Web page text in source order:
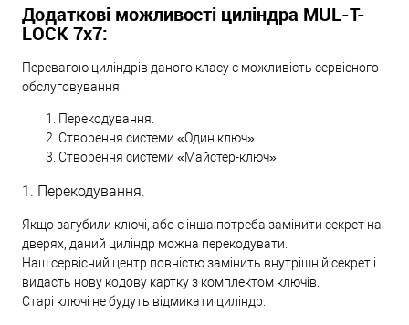
Додаткові можливості циліндра MUL-T-
LOCK 7х7:
Перевагою циліндрів даного класу є можливість сервісного
обслуговування.
Перекодування.
Створення системи «Один ключ».
Створення системи «Майстер-ключ».
1. Перекодування.
Якщо загубили ключі, або є інша потреба замінити секрет на
дверях, даний циліндр можна перекодувати.
Наш сервісний центр повністю замінить внутрішній секрет і
видасть нову кодову картку з комплектом ключів.
Старі ключі не будуть відмикати циліндр.